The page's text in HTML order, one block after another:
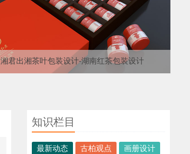
湘君出湘茶叶包装设计-湖南红茶包装设计
知识栏目
最新动态 古柏观点 画册设计